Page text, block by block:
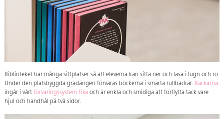
Biblioteket har många sittplatser så att eleverna kan sitta ner och läsa i lugn och ro.
Under den platsbyggda gradängen förvaras böckerna i smarta rullbackar. Backarna
ingår i vårt förvaringssystem Fixa och är enkla och smidiga att förflytta tack vare
hjul och handhål på två sidor.